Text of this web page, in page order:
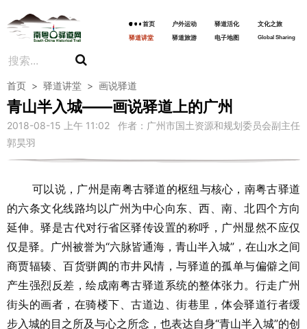
首页 户外运动 驿道活化
文化之旅
驿道讲堂
驿道旅游 电子地图 Global Sharing
首页 > 驿道讲堂 > 画说驿道
青山半入城——画说驿道上的广州
2018-08-15 上午 11:02 作者：广州市国土资源和规划委员会副主任
郭昊羽
可以说，广州是南粤古驿道的枢纽与核心，南粤古驿道
的六条文化线路均以广州为中心向东、西、南、北四个方向
延伸。驿是古代对行省区驿传设置的称呼，广州显然不应仅
仅是驿。广州被誉为“六脉皆通海，青山半入城”，在山水之间
商贾辐辏、百货骈阗的市井风情，与驿道的孤单与偏僻之间
产生强烈反差，绘成南粤古驿道系统的整体张力。行走广州
街头的画者，在骑楼下、古道边、街巷里，体会驿道行者缓
步入城的目之所及与心之所念，也表达自身“青山半入城”的创